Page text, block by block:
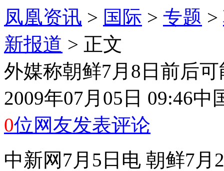
凤凰资讯 > 国际 > 专题 >
新报道 > 正文
外媒称朝鲜7月8日前后
2009年07月05日 09:46中
0位网友发表评论
中新网7月5日电 朝鲜7